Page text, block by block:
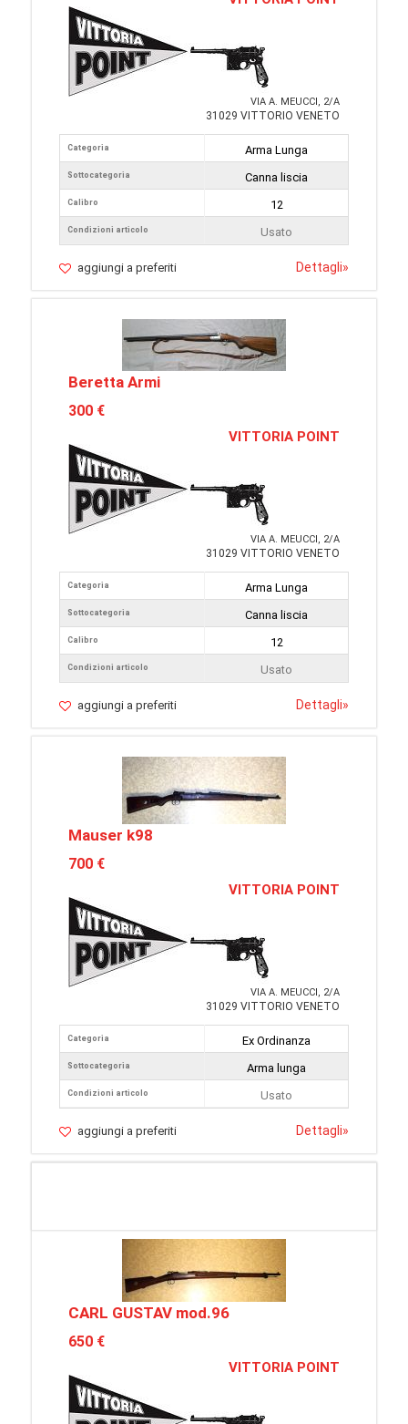
VIA A. MEUCCI, 2/A
31029 VITTORIO VENETO
Categoria
Sottocategoria
Calibro
Condizioni articolo
Arma Lunga
Canna liscia
12
Usato
aggiungi a preferiti Dettagli»
Beretta Armi
300 €
VITTORIA POINT
VIA A. MEUCCI, 2/A
31029 VITTORIO VENETO
Categoria
Sottocategoria
Calibro
Condizioni articolo
Arma Lunga
Canna liscia
12
Usato
aggiungi a preferiti Dettagli»
Mauser k98
700 €
VITTORIA POINT
VIA A. MEUCCI, 2/A
31029 VITTORIO VENETO
Categoria
Sottocategoria
Condizioni articolo
Ex Ordinanza
Arma lunga
Usato
aggiungi a preferiti Dettagli»
CARL GUSTAV mod.96
650 €
VITTORIA POINT